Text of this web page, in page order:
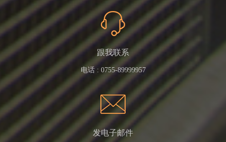
跟我联系
电话 : 0755-89999957
发电子邮件